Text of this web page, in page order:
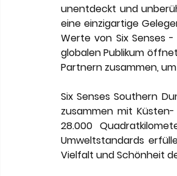
unentdeckt und
eine einzigartige
Werte von Six Senses
globalen Publikum
Partnern zusammen,
Six Senses Southern
zusammen mit
28.000
Umweltstandards
Vielfalt und Schönheit